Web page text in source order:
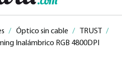
/ Óptico sin cable / TRUST
/
Inalámbrico RGB 4800DPI